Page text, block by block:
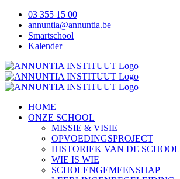
naar
inhoud
03 355 15 00
annuntia@annuntia.be
Smartschool
Kalender
Facebook
Instagram
YouTube
Tiktok
HOME
ONZE SCHOOL
MISSIE & VISIE
OPVOEDINGSPROJECT
HISTORIEK VAN DE SCHOOL
WIE IS WIE
SCHOLENGEMEENSHAP